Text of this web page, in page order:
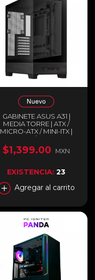
GABINETE ASUS A31 |
MEDIA TORRE | ATX /
MICRO-ATX / MINI-ITX |
USB-C 3.2 / USB-A 3.2 |
DISEÑO PANORÁMICO
CON DOBLE CRISTAL
A31/BK/TG
$1,399.00 MXN
EXISTENCIA: 23
Agregar al carrito